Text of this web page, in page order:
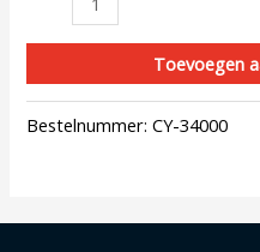
Toevoegen
Bestelnummer:CY-34000